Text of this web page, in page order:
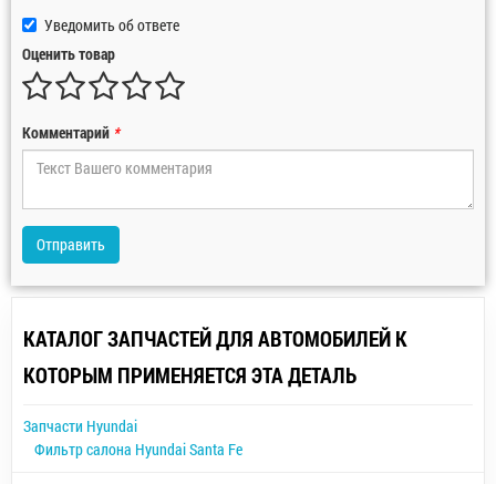
Уведомить об ответе
Оценить товар
Комментарий *
Отправить
КАТАЛОГ ЗАПЧАСТЕЙ ДЛЯ АВТОМОБИЛЕЙ К
КОТОРЫМ ПРИМЕНЯЕТСЯ ЭТА ДЕТАЛЬ
Запчасти Hyundai
Фильтр салона Hyundai Santa Fe